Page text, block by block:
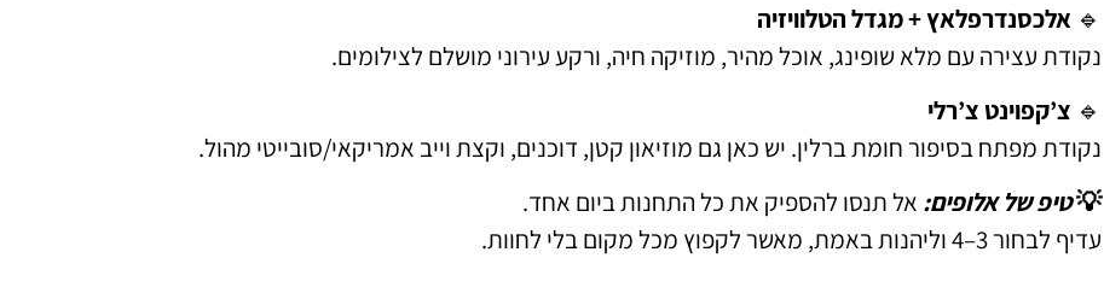
🔹 אלכסנדרפלאץ + מגדל הטלוויזיה
נקודת עצירה עם מלא שופינג, אוכל מהיר, מוזיקה חיה, ורקע עירוני מושלם לצילומים.
🔹 צ’קפוינט צ’רלי
נקודת מפתח בסיפור חומת ברלין. יש כאן גם מוזיאון קטן, דוכנים, וקצת וייב אמריקאי/סובייטי מהול.
💡טיפ של אלופים: אל תנסו להספיק את כל התחנות ביום אחד.
עדיף לבחור 3–4 וליהנות באמת, מאשר לקפוץ מכל מקום בלי לחוות.